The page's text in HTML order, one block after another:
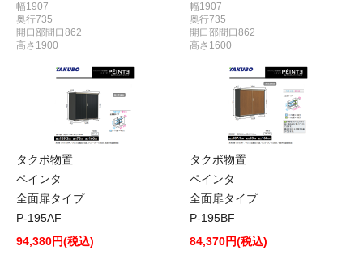
幅1907
奥行735
開口部間口862
高さ1900
幅1907
奥行735
開口部間口862
高さ1600
タクボ物置
ペインタ
全面扉タイプ
P-195AF
94,380円(税込)
タクボ物置
ペインタ
全面扉タイプ
P-195BF
84,370円(税込)